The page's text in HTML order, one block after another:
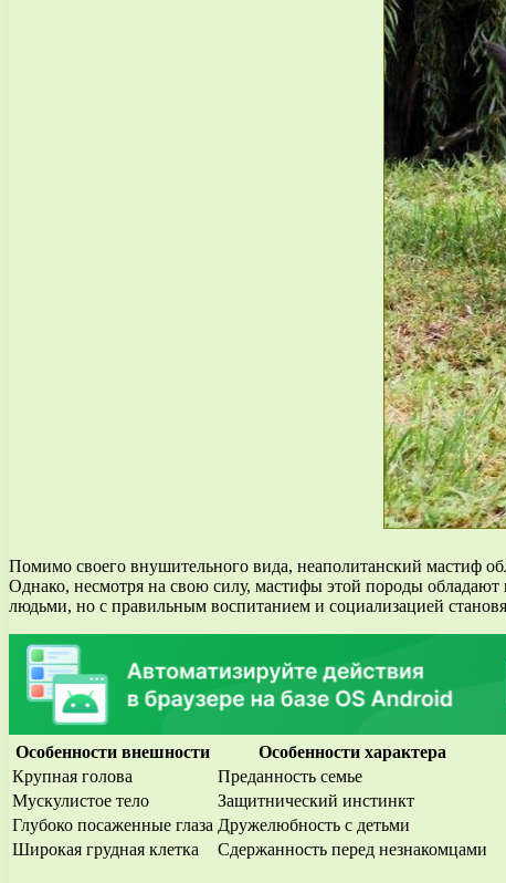
Помимо своего внушительного вида, неаполитанский мастиф
Однако, несмотря на свою силу, мастифы этой породы
людьми, но с правильным воспитанием и социализацией
Особенности внешности
Особенности характера
Крупная голова
Преданность семье
Мускулистое тело
Защитнический инстинкт
Глубоко посаженные глаза Дружелюбность с детьми
Широкая грудная клетка
Сдержанность перед незнакомцами